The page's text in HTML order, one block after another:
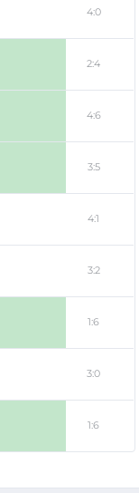
4:0
2:4
4:6
3:5
4:1
3:2
1:6
3:0
1:6